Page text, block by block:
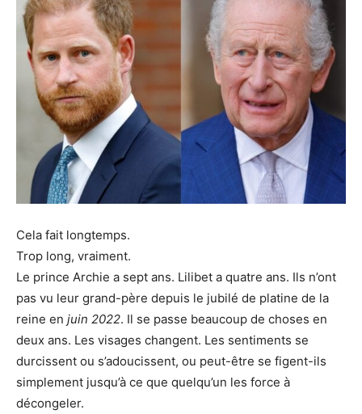
Cela fait longtemps.
Trop long, vraiment.
Le prince Archie a sept ans. Lilibet a quatre ans. Ils n’ont
pas vu leur grand-père depuis le jubilé de platine de la
reine en juin 2022. Il se passe beaucoup de choses en
deux ans. Les visages changent. Les sentiments se
durcissent ou s’adoucissent, ou peut-être se figent-ils
simplement jusqu’à ce que quelqu’un les force à
décongeler.